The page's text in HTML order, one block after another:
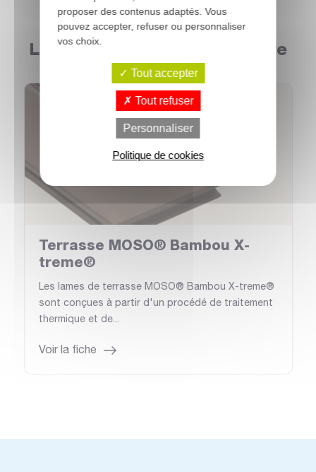
Les produits de ce partenaire
Terrasse MOSO® Bambou X-
treme®
Les lames de terrasse MOSO® Bambou X-treme®
sont conçues à partir d'un procédé de traitement
thermique et de...
Voir la fiche
proposer des contenus adaptés. Vous
pouvez accepter, refuser ou personnaliser
vos choix.
Tout accepter
Tout refuser
Personnaliser
Politique de cookies